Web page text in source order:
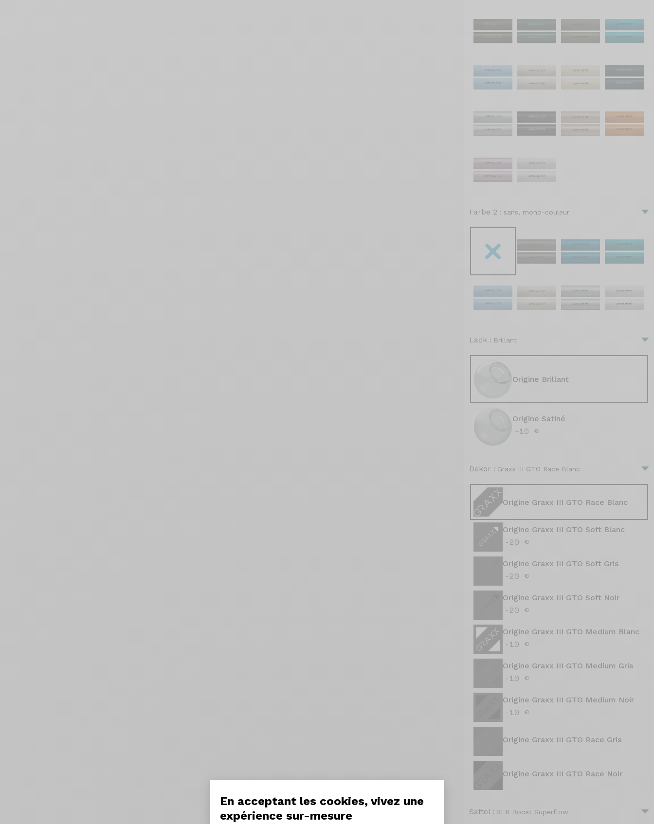
En acceptant les cookies, vivez une
expérience sur-mesure
Farbe 2 : sans, mono-couleur
Lack : Brillant
Origine Brillant
Origine Satiné
+10 €
Dekor : Graxx III GTO Race Blanc
Origine Graxx III GTO Race Blanc
Origine Graxx III GTO Soft Blanc
-20 €
Origine Graxx III GTO Soft Gris
-20 €
Origine Graxx III GTO Soft Noir
-20 €
Origine Graxx III GTO Medium Blanc
-10 €
Origine Graxx III GTO Medium Gris
-10 €
Origine Graxx III GTO Medium Noir
-10 €
Origine Graxx III GTO Race Gris
Origine Graxx III GTO Race Noir
Sattel : SLR Boost Superflow